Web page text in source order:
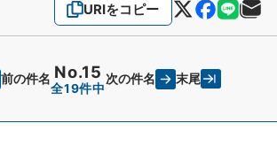
URIをコピー
前の件名 No.15
全19件中
次の件名 末尾